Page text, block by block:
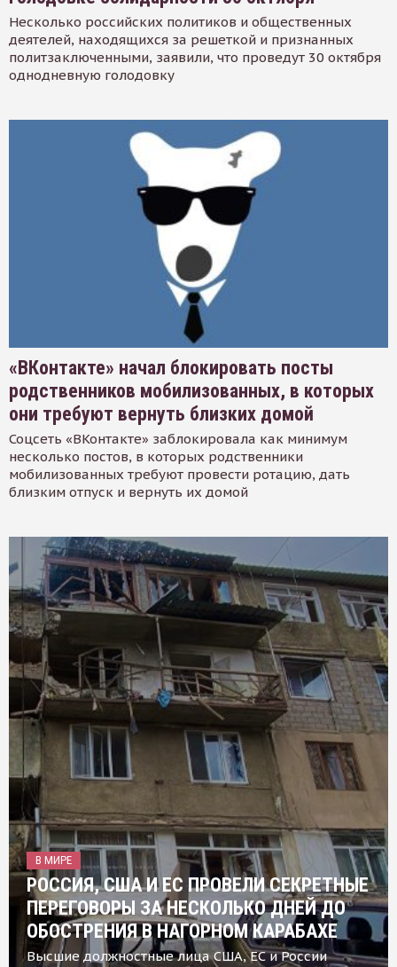
Несколько российских политиков и общественных
деятелей, находящихся за решеткой и признанных
политзаключенными, заявили, что проведут 30 октября
однодневную голодовку
«ВКонтакте» начал блокировать посты
родственников мобилизованных, в которых
они требуют вернуть близких домой
Соцсеть «ВКонтакте» заблокировала как минимум
несколько постов, в которых родственники
мобилизованных требуют провести ротацию, дать
близким отпуск и вернуть их домой
В МИРЕ
РОССИЯ, США И ЕС ПРОВЕЛИ СЕКРЕТНЫЕ
ПЕРЕГОВОРЫ ЗА НЕСКОЛЬКО ДНЕЙ ДО
ОБОСТРЕНИЯ В НАГОРНОМ КАРАБАХЕ
Высшие должностные лица США, ЕС и России